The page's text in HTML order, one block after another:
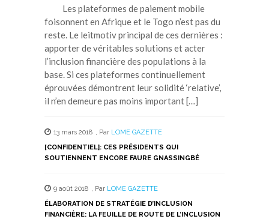
Les plateformes de paiement mobile
foisonnent en Afrique et le Togo n’est pas du
reste. Le leitmotiv principal de ces dernières :
apporter de véritables solutions et acter
l’inclusion financière des populations à la
base. Si ces plateformes continuellement
éprouvées démontrent leur solidité ‘relative’,
il n’en demeure pas moins important […]
13 mars 2018 , Par LOME GAZETTE
[CONFIDENTIEL]: CES PRÉSIDENTS QUI
SOUTIENNENT ENCORE FAURE GNASSINGBÉ
9 août 2018 , Par LOME GAZETTE
ÉLABORATION DE STRATÉGIE D’INCLUSION
FINANCIÈRE: LA FEUILLE DE ROUTE DE L’INCLUSION